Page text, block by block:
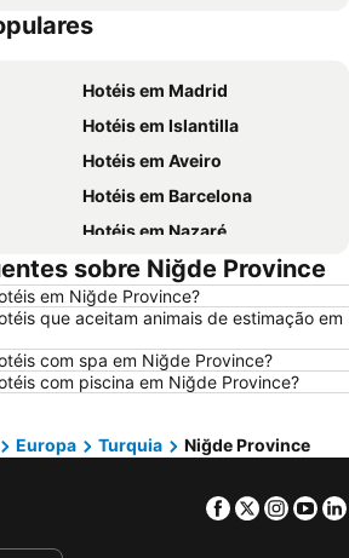
Hotéis em Espanha
Hotéis em Madrid
Hotéis em Islantilla
Hotéis em Aveiro
Hotéis em Barcelona
Hotéis em Nazaré
Hotéis em Peniche
Hotéis em Isla Canela
Hotéis em Vigo
Hotéis em Málaga
Hotéis em Ibiza
sobre Niğde Province
em Niğde Province?
que aceitam animais de estimação em
com spa em Niğde Province?
com piscina em Niğde Province?
Europa Turquia Niğde Province
Facebook
Twitter